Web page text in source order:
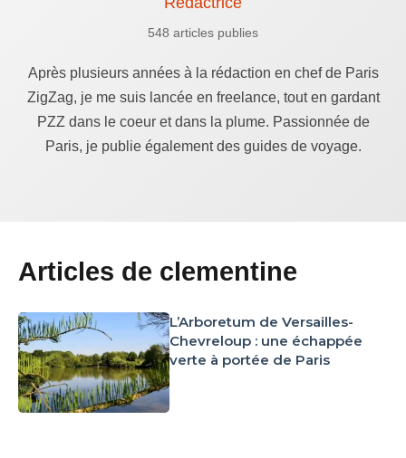
548 articles publies
Après plusieurs années à la rédaction en chef de Paris
ZigZag, je me suis lancée en freelance, tout en gardant
PZZ dans le coeur et dans la plume. Passionnée de
Paris, je publie également des guides de voyage.
Articles de clementine
L’Arboretum de Versailles-
Chevreloup : une échappée
verte à portée de Paris